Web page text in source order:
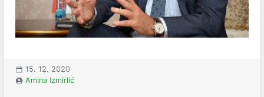
15. 12. 2020
Amina Izmirlić